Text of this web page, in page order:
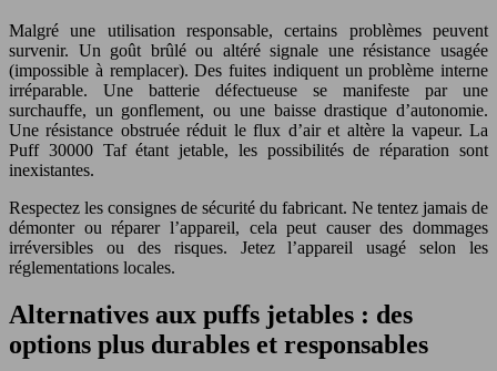
Malgré une utilisation responsable, certains problèmes peuvent
survenir. Un goût brûlé ou altéré signale une résistance usagée
(impossible à remplacer). Des fuites indiquent un problème interne
irréparable. Une batterie défectueuse se manifeste par une
surchauffe, un gonflement, ou une baisse drastique d’autonomie.
Une résistance obstruée réduit le flux d’air et altère la vapeur. La
Puff 30000 Taf étant jetable, les possibilités de réparation sont
inexistantes.
Respectez les consignes de sécurité du fabricant. Ne tentez jamais de
démonter ou réparer l’appareil, cela peut causer des dommages
irréversibles ou des risques. Jetez l’appareil usagé selon les
réglementations locales.
Alternatives aux puffs jetables : des
options plus durables et responsables